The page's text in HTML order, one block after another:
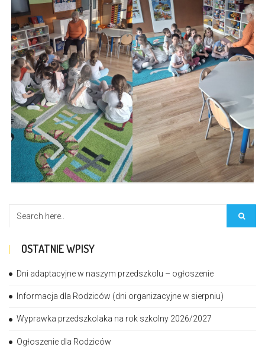
OSTATNIE WPISY
Dni adaptacyjne w naszym przedszkolu – ogłoszenie
Informacja dla Rodziców (dni organizacyjne w sierpniu)
Wyprawka przedszkolaka na rok szkolny 2026/2027
Ogłoszenie dla Rodziców